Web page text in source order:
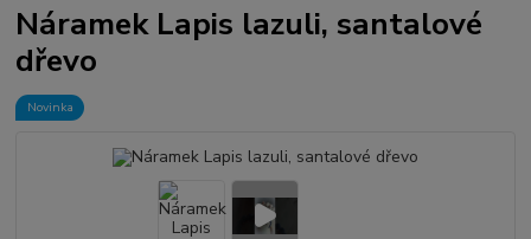
Náramek Lapis lazuli, santalové
dřevo
Novinka